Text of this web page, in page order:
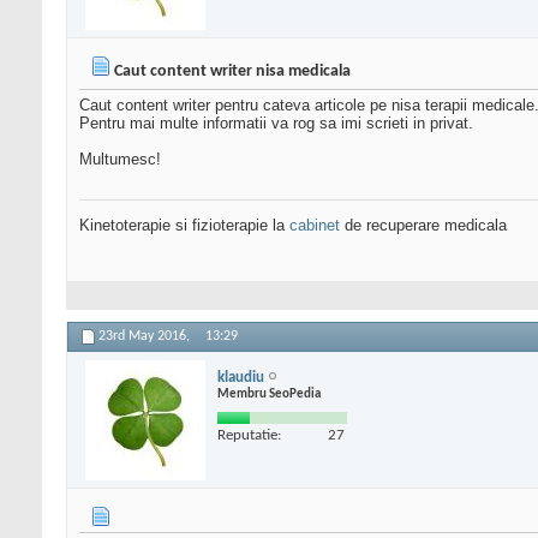
Caut content writer nisa medicala
Caut content writer pentru cateva articole pe nisa terapii medicale.
Pentru mai multe informatii va rog sa imi scrieti in privat.
Multumesc!
Kinetoterapie si fizioterapie la cabinet de recuperare medicala
23rd May 2016, 13:29
klaudiu
Membru SeoPedia
Reputatie: 27